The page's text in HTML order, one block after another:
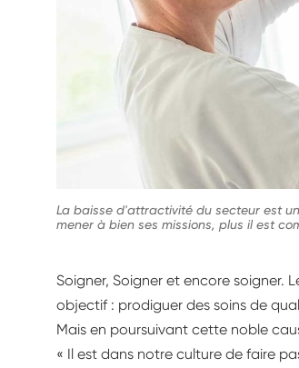
La baisse d'attractivité du secteur est
mener à bien ses missions, plus il est
Soigner, Soigner et encore soigner.
objectif : prodiguer des soins de
Mais en poursuivant cette noble
« Il est dans notre culture de faire